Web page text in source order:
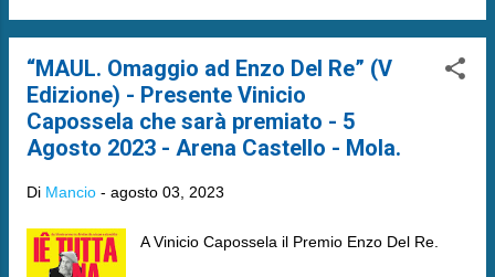
“MAUL. Omaggio ad Enzo Del Re” (V
Edizione) - Presente Vinicio
Capossela che sarà premiato - 5
Agosto 2023 - Arena Castello - Mola.
Di Mancio - agosto 03, 2023
A Vinicio Capossela il Premio Enzo Del Re.